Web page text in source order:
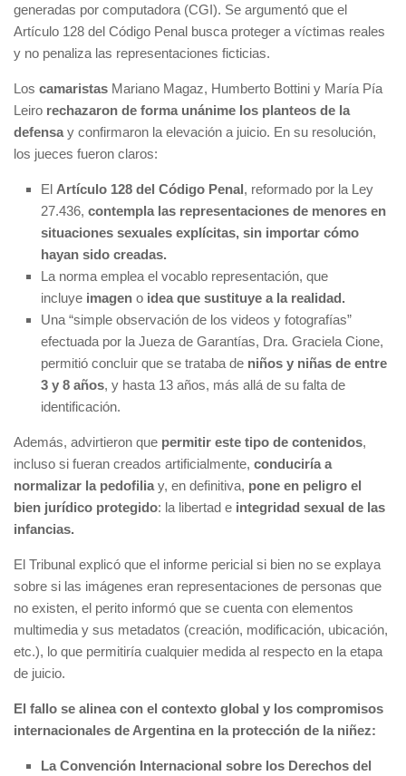
generadas por computadora (CGI). Se argumentó que el
Artículo 128 del Código Penal busca proteger a víctimas reales
y no penaliza las representaciones ficticias.
Los camaristas Mariano Magaz, Humberto Bottini y María Pía
Leiro rechazaron de forma unánime los planteos de la
defensa y confirmaron la elevación a juicio. En su resolución,
los jueces fueron claros:
El Artículo 128 del Código Penal, reformado por la Ley
27.436, contempla las representaciones de menores en
situaciones sexuales explícitas, sin importar cómo
hayan sido creadas.
La norma emplea el vocablo representación, que
incluye imagen o idea que sustituye a la realidad.
Una “simple observación de los videos y fotografías”
efectuada por la Jueza de Garantías, Dra. Graciela Cione,
permitió concluir que se trataba de niños y niñas de entre
3 y 8 años, y hasta 13 años, más allá de su falta de
identificación.
Además, advirtieron que permitir este tipo de contenidos,
incluso si fueran creados artificialmente, conduciría a
normalizar la pedofilia y, en definitiva, pone en peligro el
bien jurídico protegido: la libertad e integridad sexual de las
infancias.
El Tribunal explicó que el informe pericial si bien no se explaya
sobre si las imágenes eran representaciones de personas que
no existen, el perito informó que se cuenta con elementos
multimedia y sus metadatos (creación, modificación, ubicación,
etc.), lo que permitiría cualquier medida al respecto en la etapa
de juicio.
El fallo se alinea con el contexto global y los compromisos
internacionales de Argentina en la protección de la niñez:
La Convención Internacional sobre los Derechos del